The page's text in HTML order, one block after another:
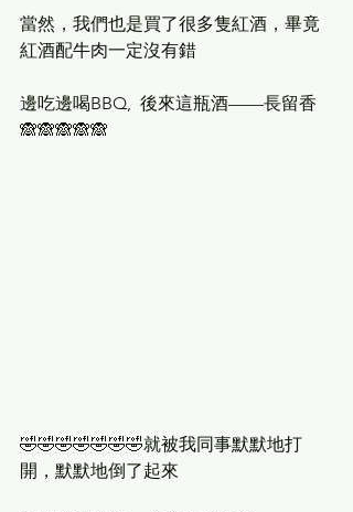
當然，我們也是買了很多隻紅酒，畢竟
紅酒配牛肉一定沒有錯
邊吃邊喝BBQ,  後來這瓶酒——長留香
🙈🙈🙈🙈🙈
🤣🤣🤣🤣🤣🤣🤣就被我同事默默地打
開，默默地倒了起來